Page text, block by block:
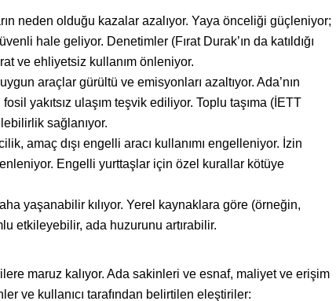
neden olduğu kazalar azalıyor. Yaya önceliği güçleniyor;
hale geliyor. Denetimler (Fırat Durak’ın da katıldığı
ve ehliyetsiz kullanım önleniyor.
araçlar gürültü ve emisyonları azaltıyor. Ada’nın
yakıtsız ulaşım teşvik ediliyor. Toplu taşıma (İETT
sağlanıyor.
amaç dışı engelli aracı kullanımı engelleniyor. İzin
Engelli yurttaşlar için özel kurallar kötüye
yaşanabilir kılıyor. Yerel kaynaklara göre (örneğin,
etkileyebilir, ada huzurunu artırabilir.
maruz kalıyor. Ada sakinleri ve esnaf, maliyet ve erişim
ve kullanıcı tarafından belirtilen eleştiriler: